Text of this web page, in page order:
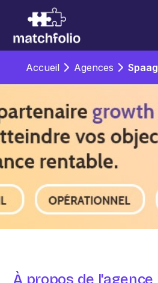
Accueil Agences Spaag
À propos de l'agence